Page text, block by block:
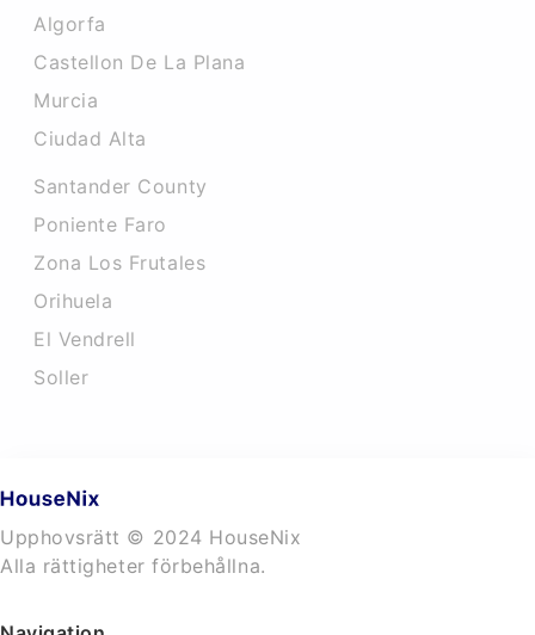
Algorfa
Castellon De La Plana
Murcia
Ciudad Alta
Santander County
Poniente Faro
Zona Los Frutales
Orihuela
El Vendrell
Soller
Upphovsrätt © 2024 HouseNix
Alla rättigheter förbehållna.